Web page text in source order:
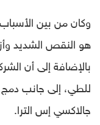
وكان من بين
هو النقص الشديد
بالإضافة إلى أن
للطي، إلى جانب
جالاكسي إس الترا.